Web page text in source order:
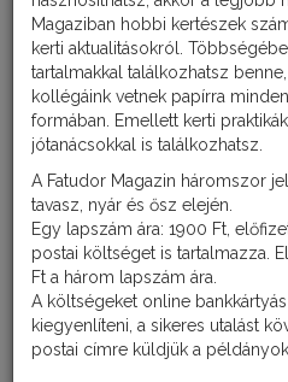
A nitrogén a legfontosabb
legnagyobb hatása a
növekedésére. Ezért a növények
Magaziban hobbi kertészek
kerti aktualitásokról.
tartalmakkal találkozhatsz
kollégáink vetnek papírra
formában. Emellett kerti
jótanácsokkal is találkozhatsz.
A Fatudor Magazin háromszor
tavasz, nyár és ősz elején.
Egy lapszám ára: 1900 Ft,
postai költséget is tartalmazza.
Ft a három lapszám ára.
A költségeket online
kiegyenlíteni, a sikeres utalást
postai címre küldjük a